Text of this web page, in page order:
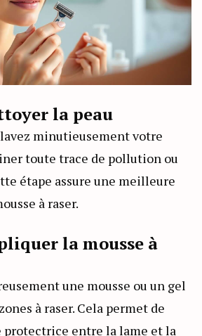
la peau
minutieusement votre
toute trace de pollution ou
étape assure une meilleure
à raser.
la mousse à
une mousse ou un gel
à raser. Cela permet de
protectrice entre la lame et la